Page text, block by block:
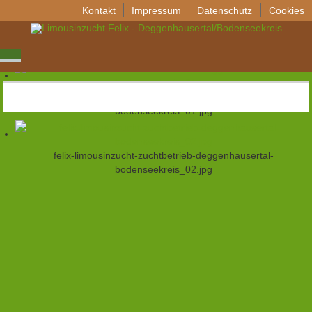
Kontakt Impressum Datenschutz Cookies
bodenseekreis_01.jpg
felix-limousinzucht-zuchtbetrieb-deggenhausertal-
bodenseekreis_02.jpg